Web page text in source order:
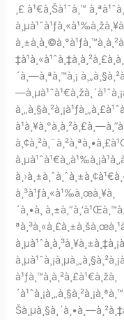
¸£ à¹€à¸Šà¹ˆà¸™
´à¸—à¸ªà¸™à¸¡
à¸³à¹ƒà¸«à¹‰à¸œà¸¥à¸
´à¸•à¸
à¹ƒà¸™à¸à¸²à¸£à¹€à¸žà¸